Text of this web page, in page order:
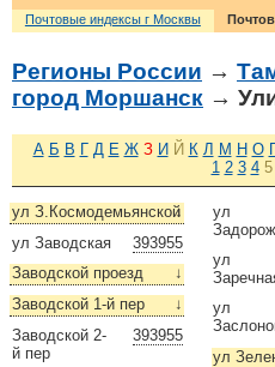
Почтовые индексы г Москвы
Регионы России →
город Моршанск →
А Б В Г Д Е Ж З И Й К Л М Н О
1 2 3 4 5
↓
ул З.Космодемьянской
393955
ул Заводская
↓
Заводской проезд
↓
Заводской 1-й пер
393955
Заводской 2-
й пер
ул
ул
ул
ул